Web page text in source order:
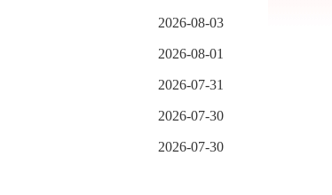
2026-08-03
2026-08-01
2026-07-31
2026-07-30
2026-07-30